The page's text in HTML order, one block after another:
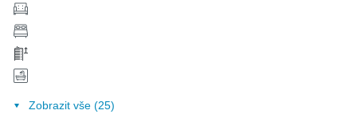
Zobrazit vše (25)